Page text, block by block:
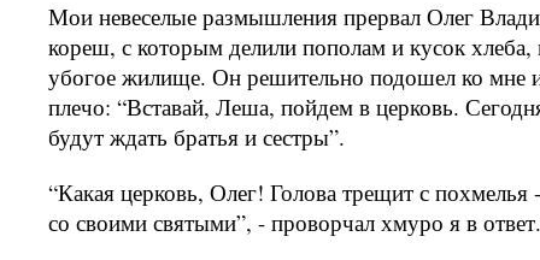
Мои невеселые размышления прервал Олег
кореш, с которым делили пополам и кусок хлеба,
убогое жилище. Он решительно подошел ко мне и
плечо: “Вставай, Леша, пойдем в церковь.
будут ждать братья и сестры”.
“Какая церковь, Олег! Голова трещит с похмелья
со своими святыми”, - проворчал хмуро я в ответ.